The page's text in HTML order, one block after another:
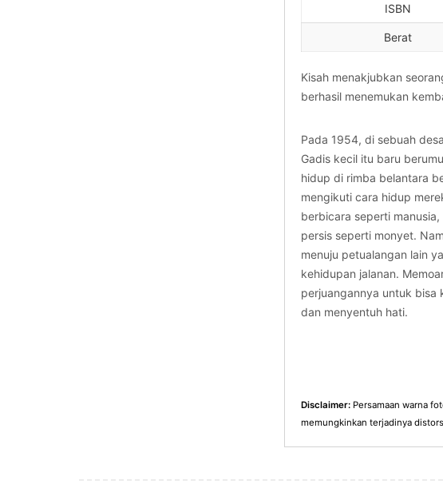
ISBN
Berat
Kisah menakjubkan
berhasil menemukan
Pada 1954, di sebuah
Gadis kecil itu baru
hidup di rimba belantara
mengikuti cara hidup
berbicara seperti
persis seperti monyet.
menuju petualangan lain
kehidupan jalanan.
perjuangannya untuk bisa
dan menyentuh hati.
Disclaimer: Persamaan warna
memungkinkan terjadinya